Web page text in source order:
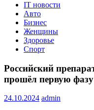
Свежие события и
портале EUROLITVA.RU
IT новости
Авто
Бизнес
Женщины
Здоровье
Спорт
Российский
прошёл первую
24.10.2024 admin